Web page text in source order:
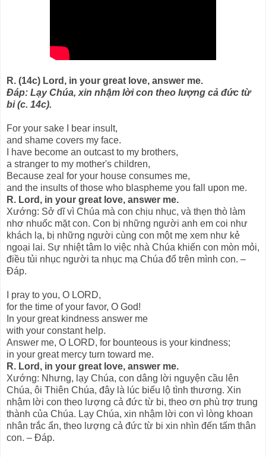
R. (14c) Lord, in your great love, answer me.
Ðáp: Lạy Chúa, xin nhậm lời con theo lượng cả đức từ
bi (c. 14c).
For your sake I bear insult,
and shame covers my face.
I have become an outcast to my brothers,
a stranger to my mother's children,
Because zeal for your house consumes me,
and the insults of those who blaspheme you fall upon me.
R. Lord, in your great love, answer me.
Xướng: Sở dĩ vì Chúa mà con chịu nhục, và thẹn thò làm
nhơ nhuốc mặt con. Con bị những người anh em coi như
khách lạ, bị những người cùng con một mẹ xem như kẻ
ngoại lai. Sự nhiệt tâm lo việc nhà Chúa khiến con mòn mỏi,
điều tủi nhục người ta nhục mạ Chúa đổ trên mình con. –
Ðáp.
I pray to you, O LORD,
for the time of your favor, O God!
In your great kindness answer me
with your constant help.
Answer me, O LORD, for bounteous is your kindness;
in your great mercy turn toward me.
R. Lord, in your great love, answer me.
Xướng: Nhưng, lạy Chúa, con dâng lời nguyện cầu lên
Chúa, ôi Thiên Chúa, đây là lúc biểu lộ tình thương. Xin
nhậm lời con theo lượng cả đức từ bi, theo ơn phù trợ trung
thành của Chúa. Lạy Chúa, xin nhậm lời con vì lòng khoan
nhân trắc ẩn, theo lượng cả đức từ bi xin nhìn đến tấm thân
con. – Ðáp.